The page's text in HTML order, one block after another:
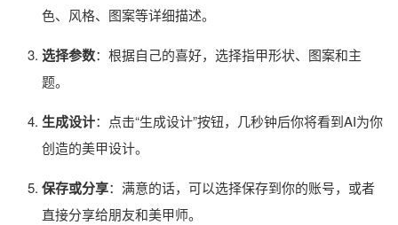
色、风格、图案等详细描述。
选择参数：根据自己的喜好，选择指甲形状、图案和主
题。
生成设计：点击“生成设计”按钮，几秒钟后你将看到AI为你
创造的美甲设计。
保存或分享：满意的话，可以选择保存到你的账号，或者
直接分享给朋友和美甲师。